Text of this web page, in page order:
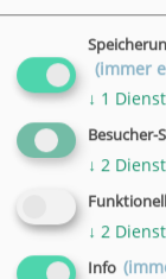
(immer
↓ 1 Dienst
Besucher-
↓ 2
↓ 2
Info